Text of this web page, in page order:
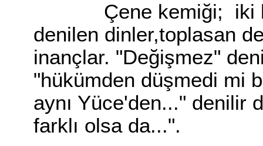
Çene kemiği; iki
denilen dinler,toplasan
inançlar. "Değişmez"
"hükümden düşmedi mi
aynı Yüce'den..." denilir
farklı olsa da...".